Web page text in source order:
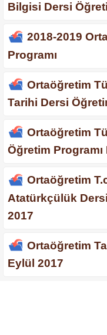
Bilgisi Dersi
2018-2019
Programı
Ortaöğretim
Tarihi Dersi
Ortaöğretim
Öğretim Programı
Ortaöğretim
Atatürkçülük
2017
Ortaöğretim
Eylül 2017